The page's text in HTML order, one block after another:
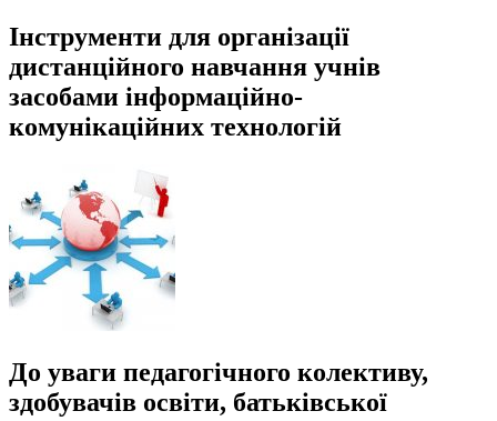
Інструменти для організації
дистанційного навчання учнів
засобами інформаційно-
комунікаційних технологій
До уваги педагогічного колективу,
здобувачів освіти, батьківської